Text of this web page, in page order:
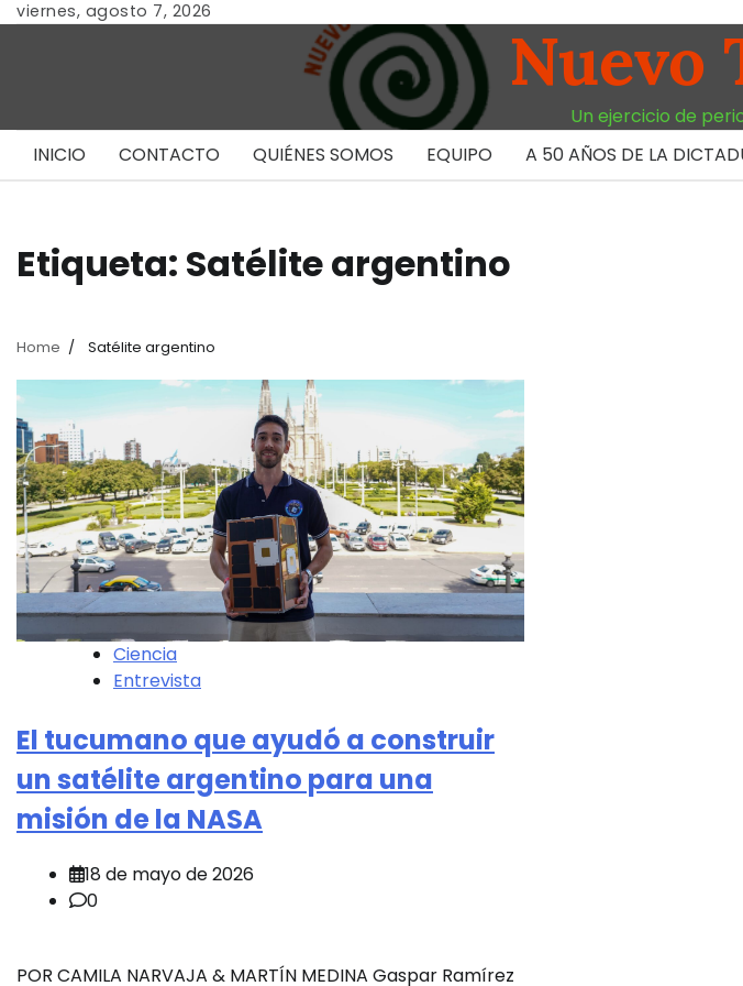
Skipviernes, agosto 7, 2026
Nuevo
Un ejercicio de
INICIO
CONTACTO QUIÉNES SOMOS EQUIPO A 50 AÑOS DE LA
Etiqueta: Satélite argentino
Home Satélite argentino
Ciencia
Entrevista
El tucumano que ayudó a construir
un satélite argentino para una
misión de la NASA
18 de mayo de 2026
0
POR CAMILA NARVAJA & MARTÍN MEDINA Gaspar Ramírez